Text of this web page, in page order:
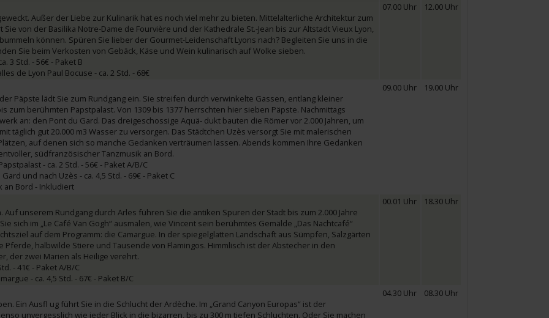
Außer der Liebe zur Kulinarik hat es noch viel mehr zu bieten. Mittelalterliche Architektur zum
von der Basilika Notre-Dame de Fourvière und der Kathedrale St.-Jean bis zur Altstadt Vieux Lyon,
können. Spüren Sie lieber der Gourmet-Leidenschaft Lyons nach? Begleiten Sie uns in die
Sie beim Verkosten von Gebäck, Käse und Wein kulinarisch auf Wolke sieben.
3 Std. - 56€ - Paket B
de Lyon Paul Bocuse - ca. 2 Std. - 68€
07.00 Uhr 12.00 Uhr
Päpste lädt Sie zum Rundgang ein. Sie streifen durch verwinkelte Gassen, entlang kleiner
zum berühmten Papstpalast. Von 1309 bis 1377 herrschten hier sieben Päpste. Nachmittags
an: den Pont du Gard. Das dreigeschossige Aquä- dukt bauten die Römer vor 2.000 Jahren, um
täglich gut 20.000 m3 Wasser zu versorgen. Das Städtchen Uzès versorgt Sie mit malerischen
auf denen sich so manche Gedanken verträumen lassen. Abends kommen Ihre Gedanken
südfranzösischer Tanzmusik an Bord.
- ca. 2 Std. - 56€ - Paket A/B/C
und nach Uzès - ca. 4,5 Std. - 69€ - Paket C
an Bord - Inkludiert
09.00 Uhr 19.00 Uhr
unserem Rundgang durch Arles führen Sie die antiken Spuren der Stadt bis zum 2.000 Jahre
sich im „Le Café Van Gogh“ ausmalen, wie Vincent sein berühmtes Gemälde „Das Nachtcafé“
auf dem Programm: die Camargue. In der spiegelglatten Landschaft aus Sümpfen, Salzgärten
halbwilde Stiere und Tausende von Flamingos. Himmlisch ist der Abstecher in den
der zwei Marien als Heilige verehrt.
- 41€ - Paket A/B/C
- ca. 4,5 Std. - 67€ - Paket B/C
00.01 Uhr 18.30 Uhr
Ein Ausfl ug führt Sie in die Schlucht der Ardèche. Im „Grand Canyon Europas“ ist der
unvergesslich wie jeder Blick in die bizarren, bis zu 300 m tiefen Schluchten. Oder Sie machen
04.30 Uhr 08.30 Uhr